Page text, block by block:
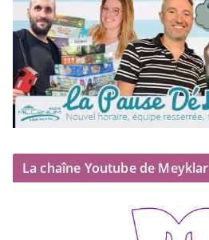
La chaîne Youtube de Meyklar